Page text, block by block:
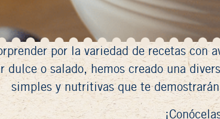
por la variedad de recetas con
dulce o salado, hemos creado una
simples y nutritivas que te